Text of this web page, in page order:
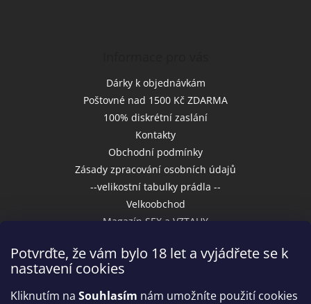
Potvrďte, že vám bylo 18 let a vyjádřete se k
nastavení cookies
Kliknutím na Souhlasím nám umožníte použití cookies
Dárky k objednávkám
Poštovné nad 1500 Kč ZDARMA
100% diskrétní zaslání
Kontakty
Obchodní podmínky
Zásady zpracování osobních údajů
--velikostní tabulky prádla --
Velkoobchod
Magazín SEX a VZTAHY
Přijímáme online platby